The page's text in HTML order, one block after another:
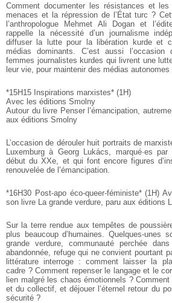
Comment documenter les résistances et
menaces et la répression de l’État turc ?
l’anthropologue Mehmet Ali Dogan et
rappelle la nécessité d’un journalisme
diffuser la lutte pour la libération kurde et
médias dominants. C’est aussi l’occasion
femmes journalistes kurdes qui livrent une
leur vie, pour maintenir des médias autonomes
*15H15 Inspirations marxistes* (1H)
Avec les éditions Smolny
Autour du livre Penser l’émancipation,
aux éditions Smolny
L’occasion de dérouler huit portraits de
Luxemburg à Georg Lukács, marqué·es
début du XXe, et qui font encore figures
renouvelée de l’émancipation.
*16H30 Post-apo éco-queer-féministe* (1H)
son livre La grande verdure, paru aux éditions
Sur la terre rendue aux tempêtes de
plus beaucoup d’humaines. Quelques-unes
grande verdure, communauté perchée
abandonnée, refuge qui ne convient pourtant
littérature interroge : comment laisser la
cadre ? Comment repenser le langage et le
lien malgré les chaos émotionnels ?
et du collectif, et déjouer l’éternel retour du
sécurité ?